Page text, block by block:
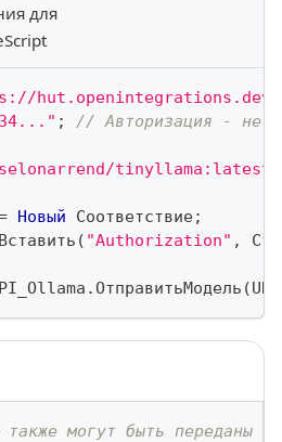
для
hut.openintegrations.dev/
; // Авторизация - не
tinyllama:latest"
Новый Соответствие;
Вставить ( "Authorization" ,
.ОтправитьМодель (URL
также могут быть переданы